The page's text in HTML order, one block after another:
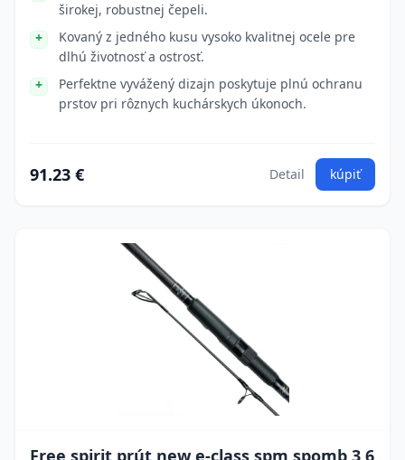
širokej, robustnej čepeli.
Kovaný z jedného kusu vysoko kvalitnej ocele pre
dlhú životnosť a ostrosť.
Perfektne vyvážený dizajn poskytuje plnú ochranu
prstov pri rôznych kuchárskych úkonoch.
91.23 € Detail kúpiť
Free spirit prút new e-class spm spomb 3,6